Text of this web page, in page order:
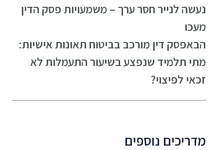
נעשה לנייר חסר ערך – משמעויות פסק הדין
מעכו
הבאפסק דין מורכב בביטוח תאונות אישיות:
מתי תלמיד שנפצע בשיעור התעמלות לא
זכאי לפיצוי?
מדריכים נוספים